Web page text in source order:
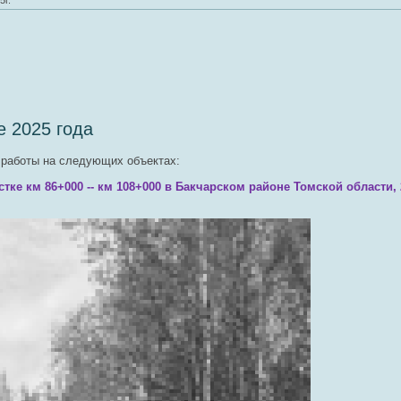
2025 года
на следующих объектах:
км 86+000 -- км 108+000 в Бакчарском районе Томской области,